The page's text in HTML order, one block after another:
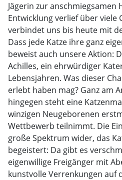
Jägerin zur anschmiegsamen
Entwicklung verlief über viele
verbindet uns bis heute mit
Dass jede Katze ihre ganz
beweist auch unsere Aktion:
Achilles, ein ehrwürdiger
Lebensjahren. Was dieser
erlebt haben mag? Ganz am
hingegen steht eine
winzigen Neugeborenen
Wettbewerb teilnimmt. Die
große Spektrum wider, das
begeistert: Da gibt es
eigenwillige Freigänger mit
kunstvolle Verrenkungen auf